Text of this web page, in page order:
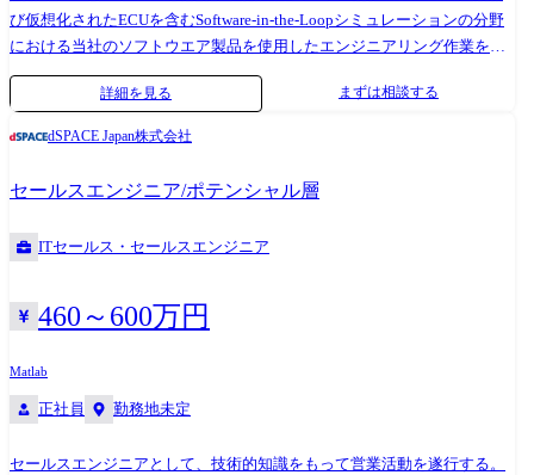
び仮想化されたECUを含むSoftware-in-the-Loopシミュレーションの分野
における当社のソフトウエア製品を使用したエンジニアリング作業を実
施します。 またカスタマートレーニングやカスタマーサポートを含む各
種サービスを提供する役割も担います。 【業務詳細】 ①エンジニアリン
構築、国内外エンジニア(ドイツ本社含む)との協業 導入後:受入テスト支
援、安定稼働に向けた技術サポート ②技術スペシャリストとしての活動
複雑な技術課題の解決(社内・海外連携含む) 製品の専門知識を活かした
ートレーニング 自社拠点および顧客先での技術トレーニング実施 ④カス
タマーサポート(高度案件) 一般サポートでは解決できない高度な技術課
詳細を見る まずは相談する
dSPACE Japan株式会社
セールスエンジニア/ポテンシャル層
ITセールス・セールスエンジニア
460～600万円
Matlab
正社員 勤務地未定
セールスエンジニアとして、技術的知識をもって営業活動を遂行する。